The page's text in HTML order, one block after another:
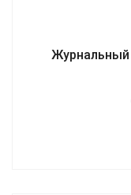
Журнальный